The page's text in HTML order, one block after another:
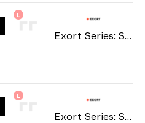
L
Exort Series: Season 25 2026
L
Exort Series: Season 25 2026